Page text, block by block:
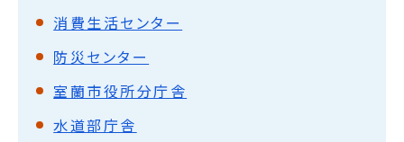
消費生活センター
防災センター
室蘭市役所分庁舎
水道部庁舎